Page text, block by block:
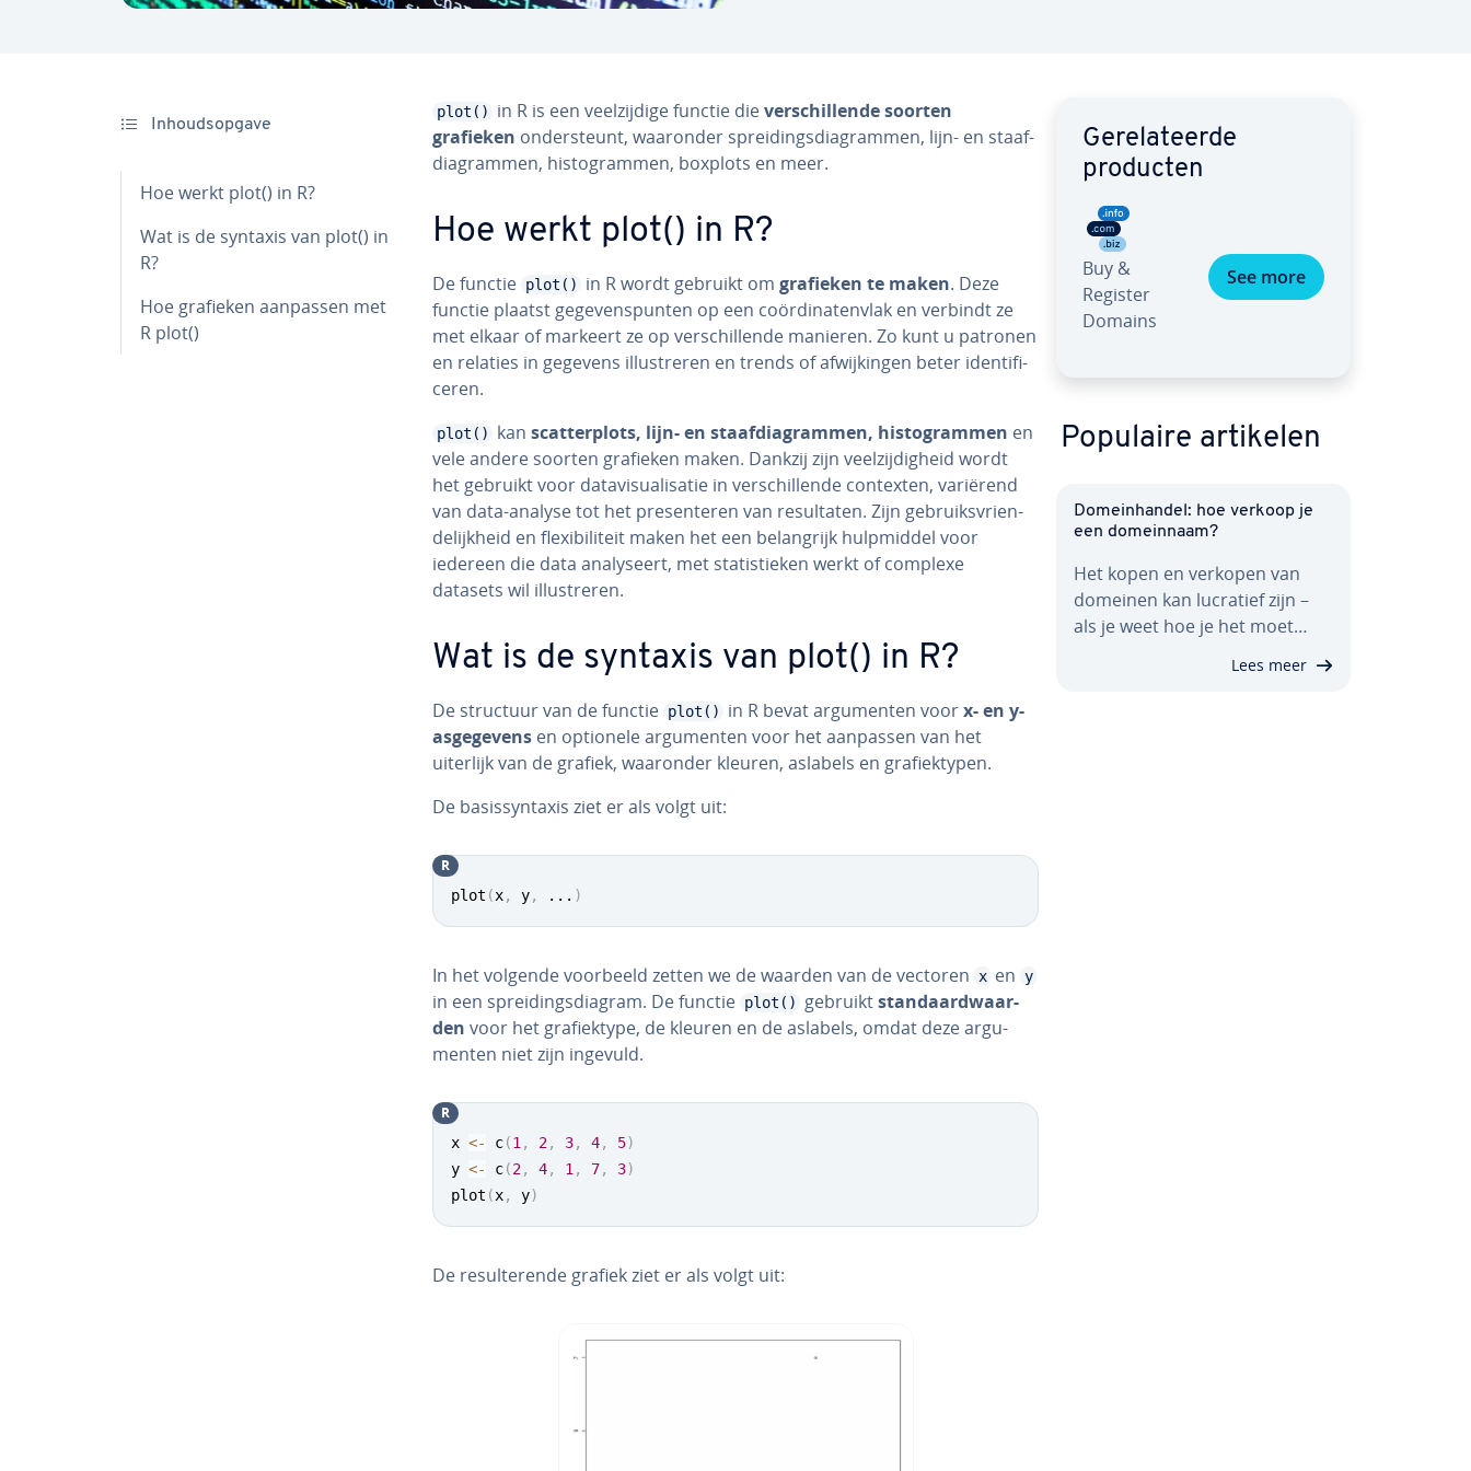
In­houds­op­ga­ve
Hoe werkt plot() in R?
Wat is de syntaxis van plot() in
R?
Hoe grafieken aanpassen met
R plot()
plot() in R is een veel­zij­di­ge functie diever­schil­len­de soorten
grafieken on­der­steunt, waaronder sprei­dings­di­a­gram­men, lijn- en staaf­
di­a­gram­men, his­to­gram­men, boxplots en meer.
Hoe werkt plot() in R?
De functie plot() in R wordt gebruikt om grafieken te maken. Deze
functie plaatst ge­ge­vens­pun­ten op een co­ör­di­na­ten­vlak en verbindt ze
met elkaar of markeert ze op ver­schil­len­de manieren. Zo kunt u patronen
en relaties in gegevens il­lu­stre­ren en trends of af­wij­kin­gen beter iden­ti­fi­
ce­ren.
plot() kan scat­ter­plots, lijn- en staaf­di­a­gram­men, his­to­gram­men en
vele andere soorten grafieken maken. Dankzij zijn veel­zij­dig­heid wordt
het gebruikt voor da­ta­vi­su­a­li­sa­tie in ver­schil­len­de contexten, variërend
van data-analyse tot het pre­sen­te­ren van re­sul­ta­ten. Zijn ge­bruiks­vrien­
de­lijk­heid en flexi­bi­li­teit maken het een be­lang­rijk hulp­mid­del voor
iedereen die data ana­ly­seert, met sta­tis­tie­ken werkt of complexe
datasets wil il­lu­stre­ren.
Wat is de syntaxis van plot() in R?
De structuur van de functie plot() in R bevat ar­gu­men­ten voorx- en y-
as­ge­ge­vens en optionele ar­gu­men­ten voor het aanpassen van het
uiterlijk van de grafiek, waaronder kleuren, aslabels en gra­fiek­ty­pen.
De ba­sis­syn­taxis ziet er als volgt uit:
plot (x, y, ... )
R
In het volgende voorbeeld zetten we de waarden van de vectoren x en y
in een sprei­dings­di­a­gram. De functie plot() gebruiktstan­daard­waar­
den voor het gra­fiek­ty­pe, de kleuren en de aslabels, omdat deze ar­gu­
men­ten niet zijn ingevuld.
x <- c(1 , 2, 3, 4, 5)
y <- c(2, 4, 1 , 7, 3)
plot (x, y)
R
De re­sul­te­ren­de grafiek ziet er als volgt uit:
Ge­re­la­teer­de
producten
Buy &
Register
Domains
See more
Populaire artikelen
Do­mein­han­del: hoe verkoop je
een do­mein­naam?
Het kopen en verkopen van
domeinen kan lucratief zijn –
als je weet hoe je het moet…
Lees meer